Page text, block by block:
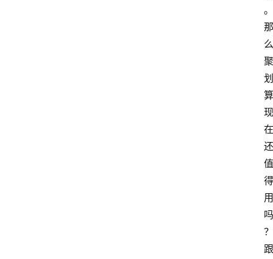
。
那
么
聚
划
算
现
在
还
值
得
用
吗
？
跟